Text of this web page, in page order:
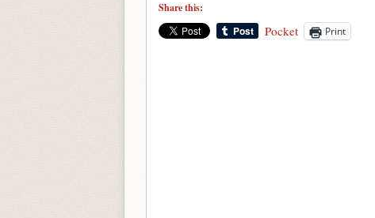
Share this:
Pocket Print